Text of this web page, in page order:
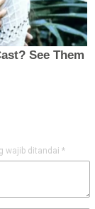
wajib ditandai *